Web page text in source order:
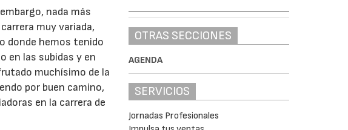
nada más
muy variada,
donde hemos tenido
en las subidas y en
muchísimo de la
por buen camino,
en la carrera de
OTRAS SECCIONES
AGENDA
SERVICIOS
Jornadas Profesionales